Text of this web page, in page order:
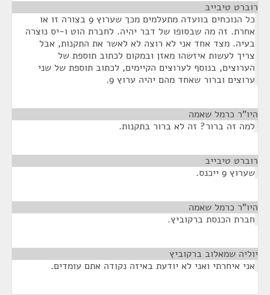
רוברט טיבייב
כל הנוכחים בוועדה מתעלמים מכך שערוץ 9 בצורה זו או
אחרת. זה מה שבסופו של דבר יהיה. לחברת הוט ו-יס נוצרה
בעיה. מצד אחד אני לא רוצה לא לאשר את התקנות, אבל
צריך לעשות איזשהו מאזן ובמקום לכתוב תוספת של
הערוצים, בנוסף לערוצים הקיימים, לכתוב תוספת של שני
ערוצים וברור שאחד מהם יהיה ערוץ 9.
היו"ר כרמל שאמה
למה זה ברור? זה לא ברור בתקנות.
רוברט טיבייב
שערוץ 9 ייכנס.
היו"ר כרמל שאמה
חברת הכנסת ברקוביץ.
יוליה שמאלוב ברקוביץ
אני איחרתי ואני לא יודעת באיזה נקודה אתם עומדים.